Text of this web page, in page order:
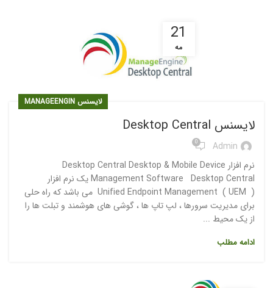
21
مه
لایسنس MANAGEENGIN
لایسنس Desktop Central
Admin
0
نرم افزار Desktop Central Desktop & Mobile Device
Management Software Desktop Central یک نرم افزار
Unified Endpoint Management ( UEM ) می باشد که راه حلی
برای مدیریت سرورها ، لپ تاپ ها ، گوشی های هوشمند و تبلت ها را
از یک محیط ...
ادامه مطلب